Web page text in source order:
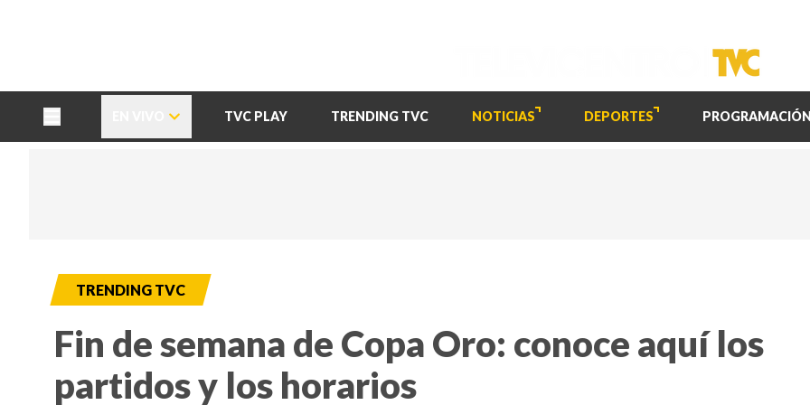
TVC PLAY TRENDING TVC NOTICIAS DEPORTES PROGRAMACIÓN
TRENDING TVC
Fin de semana de Copa Oro: conoce aquí los
partidos y los horarios